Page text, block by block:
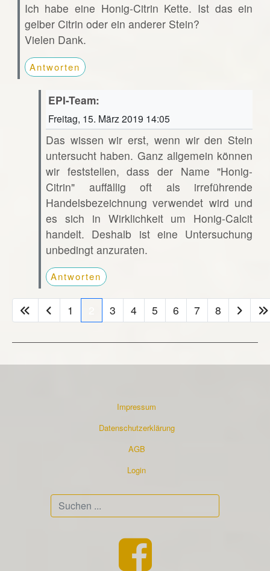
Ich habe eine Honig-Citrin Kette. Ist das ein
gelber Citrin oder ein anderer Stein?
Vielen Dank.
Antworten
EPI-Team:
Freitag, 15. März 2019 14:05
Das wissen wir erst, wenn wir den Stein
untersucht haben. Ganz allgemein können
wir feststellen, dass der Name "Honig-
Citrin" auffällig oft als irreführende
Handelsbezeichnung verwendet wird und
es sich in Wirklichkeit um Honig-Calcit
handelt. Deshalb ist eine Untersuchung
unbedingt anzuraten.
Antworten
1 3 4 5 6 7 8
Impressum
Datenschutzerklärung
AGB
Login